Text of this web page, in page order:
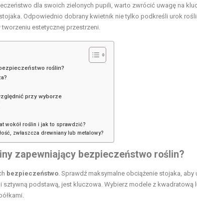
dla swoich zielonych pupili, warto zwrócić uwagę na
Odpowiednio dobrany kwietnik nie tylko podkreśli urok
estetycznej przestrzeni.
roślin?
przy wyborze
wokół roślin i jak to sprawdzić?
zwłaszcza drewniany lub metalowy?
zapewniający bezpieczeństwo roślin?
bezpieczeństwo . Sprawdź maksymalne obciążenie stojaka,
sztywną podstawą, jest kluczowa. Wybierz modele z kwadratową